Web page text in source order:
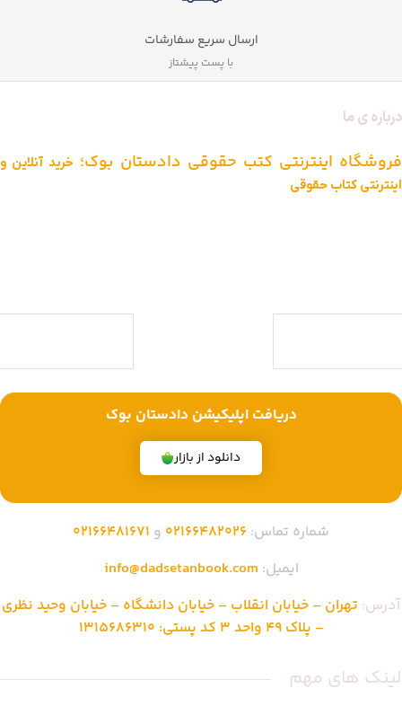
ارسال سریع سفارشات
با پست پیشتاز
درباره ی ما
فروشگاه اینترنتی کتب حقوقی دادستان بوک؛ خرید آنلاین و
اینترنتی کتاب حقوقی
دریافت اپلیکیشن دادستان بوک
دانلود از بازار
شماره تماس: 02166482026 و 02166481671
ایمیل: info@dadsetanbook.com
آدرس: تهران – خیابان انقلاب – خیابان دانشگاه – خیابان وحید نظری
– پلاک 49 واحد 3 کد پستی: 1315686310
لینک های مهم